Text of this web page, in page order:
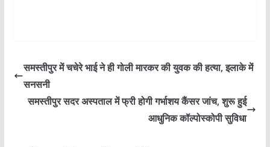
समस्तीपुर में चचेरे भाई ने ही गोली मारकर की युवक की हत्या, इलाके में
सनसनी
समस्तीपुर सदर अस्पताल में फ्री होगी गर्भाशय कैंसर जांच, शुरू हुई
आधुनिक कॉल्पोस्कोपी सुविधा